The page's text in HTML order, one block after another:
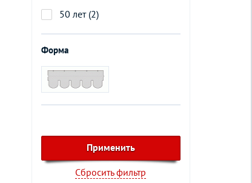
50 лет (2)
Форма
Сбросить фильтр